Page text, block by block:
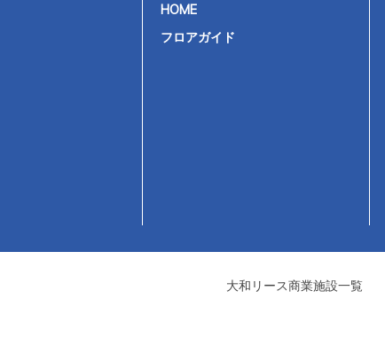
HOME
フロアガイド
大和リース商業施設一覧